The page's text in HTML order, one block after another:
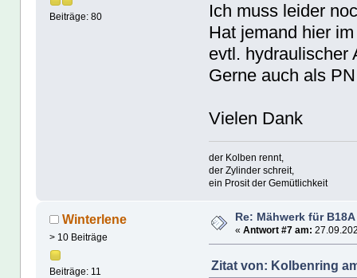
Beiträge: 80
Ich muss leider
Hat jemand hier
evtl. hydraulischer
Gerne auch als PN
Vielen Dank
der Kolben rennt,
der Zylinder schreit,
ein Prosit der Gemütlichkeit
Winterlene
> 10 Beiträge
Beiträge: 11
Re: Mähwerk für B18A
« Antwort #7 am:
Zitat von: Kolbenring